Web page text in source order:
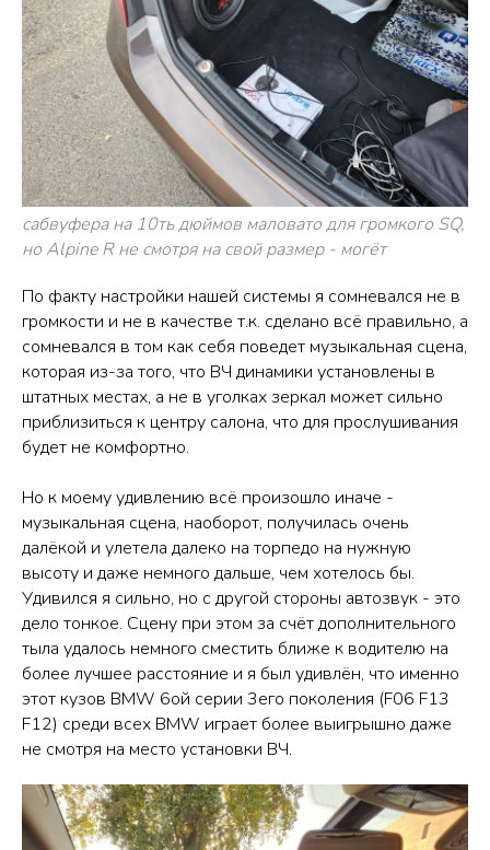
сабвуфера на 10ть дюймов маловато для громкого SQ,
но Alpine R не смотря на свой размер - могёт
По факту настройки нашей системы я сомневался не в
громкости и не в качестве т.к. сделано всё правильно, а
сомневался в том как себя поведет музыкальная сцена,
которая из-за того, что ВЧ динамики установлены в
штатных местах, а не в уголках зеркал может сильно
приблизиться к центру салона, что для прослушивания
будет не комфортно.
Но к моему удивлению всё произошло иначе -
музыкальная сцена, наоборот, получилась очень
далёкой и улетела далеко на торпедо на нужную
высоту и даже немного дальше, чем хотелось бы.
Удивился я сильно, но с другой стороны автозвук - это
дело тонкое. Сцену при этом за счёт дополнительного
тыла удалось немного сместить ближе к водителю на
более лучшее расстояние и я был удивлён, что именно
этот кузов BMW 6ой серии 3его поколения (F06 F13
F12) среди всех BMW играет более выигрышно даже
не смотря на место установки ВЧ.